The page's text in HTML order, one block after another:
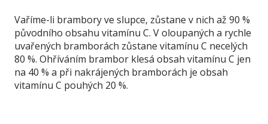
Vaříme-li brambory ve slupce, zůstane v nich až 90 %
původního obsahu vitamínu C. V oloupaných a rychle
uvařených bramborách zůstane vitamínu C necelých
80 %. Ohříváním brambor klesá obsah vitamínu C jen
na 40 % a při nakrájených bramborách je obsah
vitamínu C pouhých 20 %.